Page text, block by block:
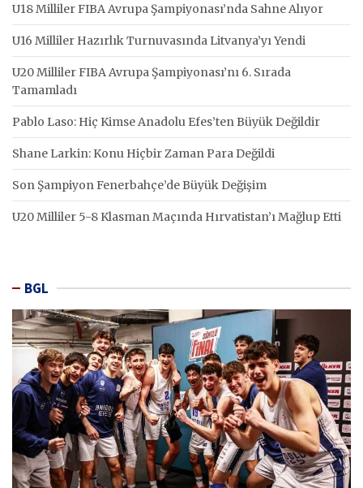
U18 Milliler FIBA Avrupa Şampiyonası’nda Sahne Alıyor
U16 Milliler Hazırlık Turnuvasında Litvanya’yı Yendi
U20 Milliler FIBA Avrupa Şampiyonası’nı 6. Sırada
Tamamladı
Pablo Laso: Hiç Kimse Anadolu Efes’ten Büyük Değildir
Shane Larkin: Konu Hiçbir Zaman Para Değildi
Son Şampiyon Fenerbahçe’de Büyük Değişim
U20 Milliler 5-8 Klasman Maçında Hırvatistan’ı Mağlup Etti
BGL